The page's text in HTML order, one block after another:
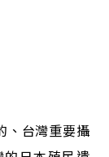
、台灣重要攝